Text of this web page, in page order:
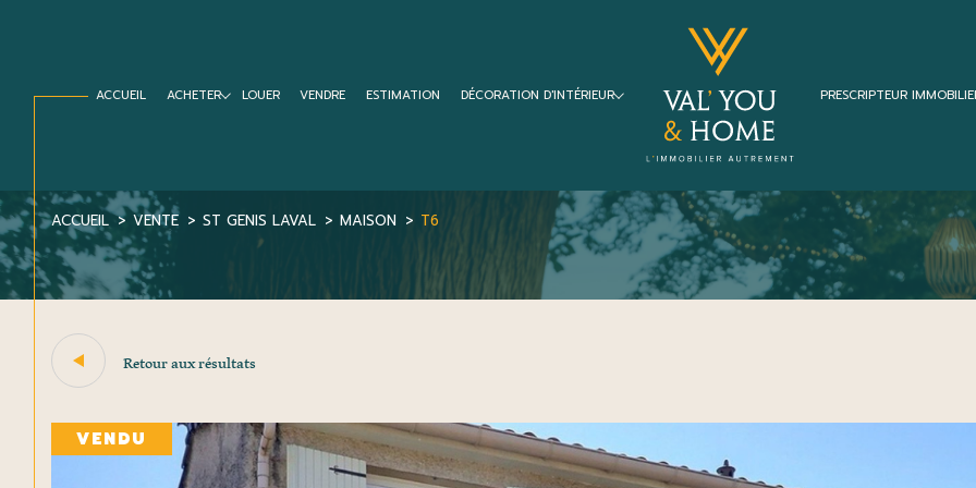
ACCUEIL ACHETER
Biens vendus
LOUER VENDRE ESTIMATION DÉCORATION D'INTÉRIEUR
Home staging Projet de décoration complet
PRESCRIPTEUR
Acheter
de l'immo pro
Estimer
Voir les0annonces
ACCUEIL VENTE ST GENIS LAVAL MAISON T6
Retour aux résultats
VENDU